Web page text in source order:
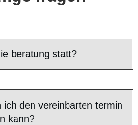
beratung statt?
ich den vereinbarten termin
kann?